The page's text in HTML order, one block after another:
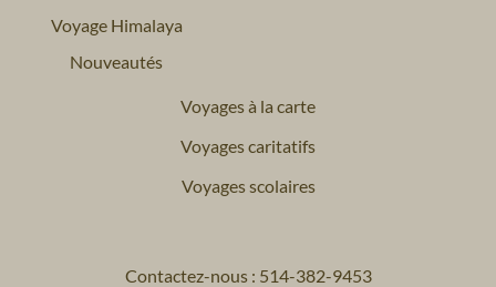
Voyage Himalaya
Nouveautés
Voyages à la carte
Voyages caritatifs
Voyages scolaires
Contactez-nous : 514-382-9453